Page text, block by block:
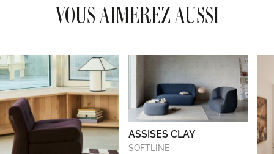
VOUS AIMEREZ AUSSI
ASSISES CLAY
SOFTLINE